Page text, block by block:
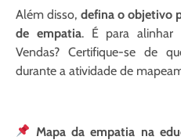
Além disso, defina o objetivo
de empatia. É para alinhar
Vendas? Certifique-se de
durante a atividade de
Mapa da empatia na